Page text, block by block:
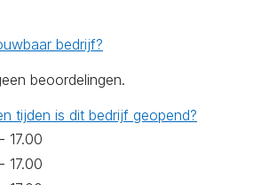
bedrijf?
beoordelingen.
tijden is dit bedrijf geopend?
17.00
17.00